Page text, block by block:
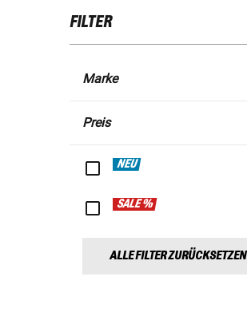
FILTER
Marke
Preis
NEU
SALE %
ALLE FILTER ZURÜCKSETZEN